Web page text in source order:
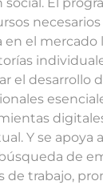
necesarios
el mercado
el desarrollo
Y se apoya
de
de trabajo,